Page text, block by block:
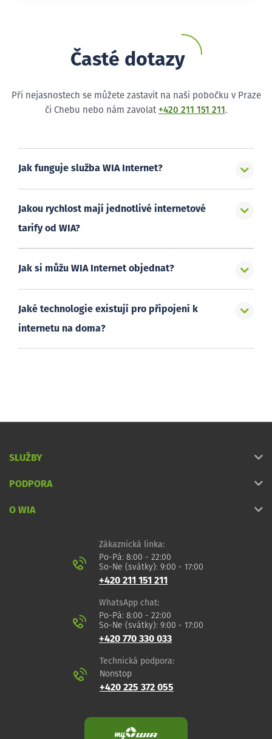
Časté dotazy
Při nejasnostech se můžete zastavit na naši pobočku v Praze
či Chebu nebo nám zavolat +420 211 151 211 .
Jak funguje služba WIA Internet?
Jakou rychlost mají jednotlivé internetové
tarify od WIA?
Jak si můžu WIA Internet objednat?
Jaké technologie existují pro připojení k
internetu na doma?
SLUŽBY
PODPORA
O WIA
Zákaznická linka:
Po-Pá: 8:00 - 22:00
So-Ne (svátky): 9:00 - 17:00
+420 211 151 211
WhatsApp chat:
Po-Pá: 8:00 - 22:00
So-Ne (svátky): 9:00 - 17:00
+420 770 330 033
Technická podpora:
Nonstop
+420 225 372 055